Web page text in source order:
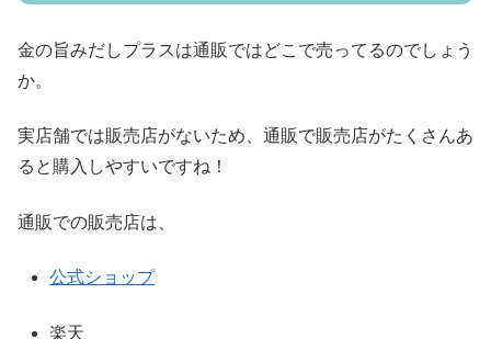
金の旨みだしプラスは通販ではどこで売ってるのでしょう
か。
実店舗では販売店がないため、通販で販売店がたくさんあ
ると購入しやすいですね！
通販での販売店は、
公式ショップ
楽天